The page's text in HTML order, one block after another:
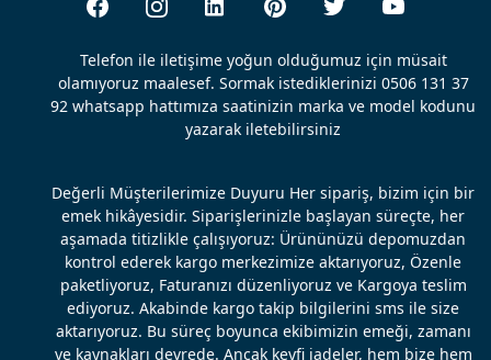
Telefon ile iletişime yoğun olduğumuz için müsait
olamıyoruz maalesef. Sormak istediklerinizi 0506 131 37
92 whatsapp hattımıza saatinizin marka ve model kodunu
yazarak iletebilirsiniz
Değerli Müşterilerimize Duyuru Her sipariş, bizim için bir
emek hikâyesidir. Siparişlerinizle başlayan süreçte, her
aşamada titizlikle çalışıyoruz: Ürününüzü depomuzdan
kontrol ederek kargo merkezimize aktarıyoruz, Özenle
paketliyoruz, Faturanızı düzenliyoruz ve Kargoya teslim
ediyoruz. Akabinde kargo takip bilgilerini sms ile size
aktarıyoruz. Bu süreç boyunca ekibimizin emeği, zamanı
ve kaynakları devrede. Ancak keyfi iadeler, hem bize hem